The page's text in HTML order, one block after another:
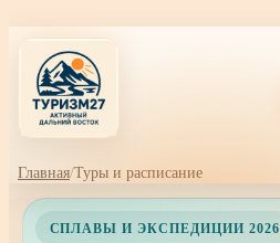
основному
содержанию
Навигационная
цепочка
Главная Туры и расписание
СПЛАВЫ И ЭКСПЕДИЦИИ 2026